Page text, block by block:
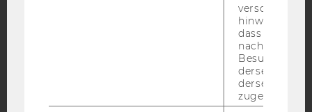
Blog
Bluesky
verschiedene
hinweg.Stellt
dass Daten
Besuchen auf
derselben
derselben
zugeordnet